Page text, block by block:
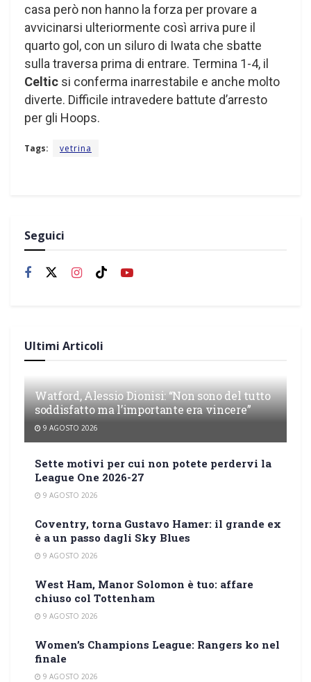
casa però non hanno la forza per provare a
avvicinarsi ulteriormente così arriva pure il
quarto gol, con un siluro di Iwata che sbatte
sulla traversa prima di entrare. Termina 1-4, il
Celtic si conferma inarrestabile e anche molto
diverte. Difficile intravedere battute d’arresto
per gli Hoops.
Tags: vetrina
Seguici
Ultimi Articoli
Watford, Alessio Dionisi: “Non sono del tutto
soddisfatto ma l’importante era vincere”
9 AGOSTO 2026
Sette motivi per cui non potete perdervi la
League One 2026-27
9 AGOSTO 2026
Coventry, torna Gustavo Hamer: il grande ex
è a un passo dagli Sky Blues
9 AGOSTO 2026
West Ham, Manor Solomon è tuo: affare
chiuso col Tottenham
9 AGOSTO 2026
Women’s Champions League: Rangers ko nel
finale
9 AGOSTO 2026